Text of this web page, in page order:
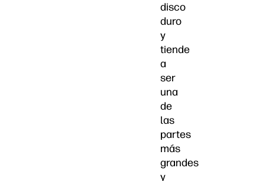
disco
duro
y
tiende
a
ser
una
de
las
partes
más
grandes
y